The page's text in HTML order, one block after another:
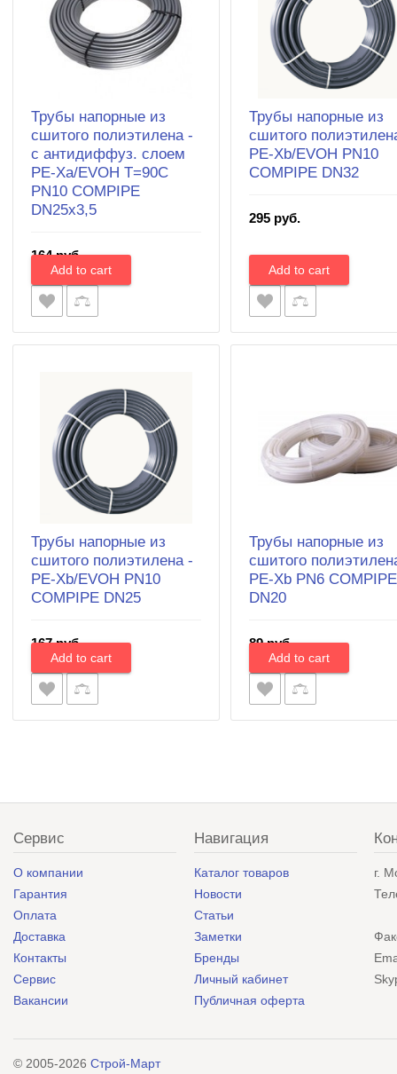
Трубы напорные из
сшитого полиэтилена -
с антидиффуз. слоем
PE-Xa/EVOH T=90C
PN10 COMPIPE
DN25х3,5
164 руб.
Трубы напорные из
сшитого
PE-Xb/EVOH PN10
COMPIPE DN32
295 руб.
Трубы напорные из
сшитого полиэтилена -
PE-Xb/EVOH PN10
COMPIPE DN25
167 руб.
Трубы напорные из
сшитого
PE-Xb PN6 COMPIPE
DN20
89 руб.
Сервис
О компании
Гарантия
Оплата
Доставка
Контакты
Сервис
Вакансии
Навигация
Каталог товаров
Новости
Статьи
Заметки
Бренды
Личный кабинет
Публичная оферта
г.
© 2005-2026 Строй-Март